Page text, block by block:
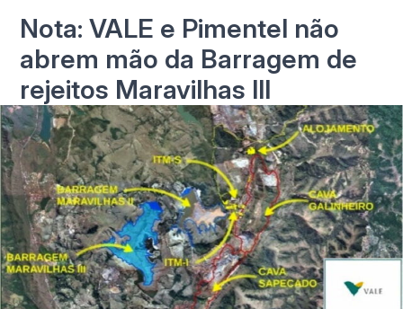
Nota: VALE e Pimentel não
abrem mão da Barragem de
rejeitos Maravilhas III